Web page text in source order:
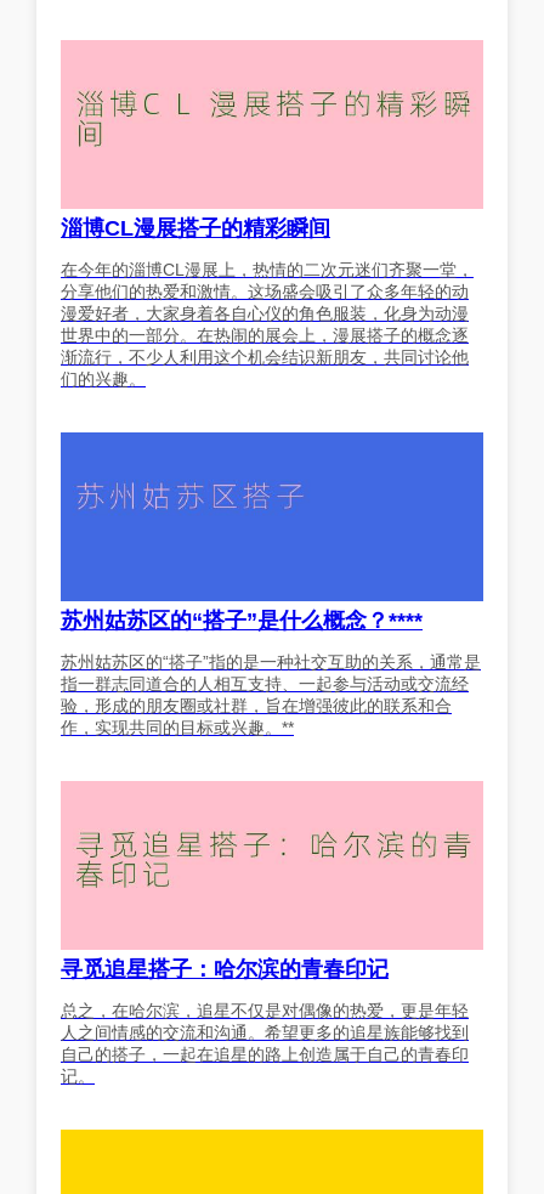
淄博CL漫展搭子的精彩瞬间
在今年的淄博CL漫展上，热情的二次元迷们齐聚一堂，
分享他们的热爱和激情。这场盛会吸引了众多年轻的动
漫爱好者，大家身着各自心仪的角色服装，化身为动漫
世界中的一部分。在热闹的展会上，漫展搭子的概念逐
渐流行，不少人利用这个机会结识新朋友，共同讨论他
们的兴趣。
苏州姑苏区的“搭子”是什么概念？****
苏州姑苏区的“搭子”指的是一种社交互助的关系，通常是
指一群志同道合的人相互支持、一起参与活动或交流经
验，形成的朋友圈或社群，旨在增强彼此的联系和合
作，实现共同的目标或兴趣。**
寻觅追星搭子：哈尔滨的青春印记
总之，在哈尔滨，追星不仅是对偶像的热爱，更是年轻
人之间情感的交流和沟通。希望更多的追星族能够找到
自己的搭子，一起在追星的路上创造属于自己的青春印
记。